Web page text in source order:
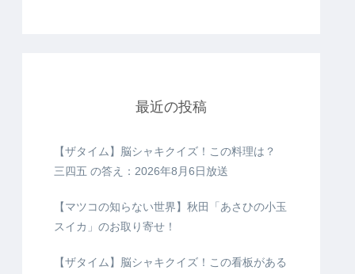
最近の投稿
【ザタイム】脳シャキクイズ！この料理は？
三四五 の答え：2026年8月6日放送
【マツコの知らない世界】秋田「あさひの小玉
スイカ」のお取り寄せ！
【ザタイム】脳シャキクイズ！この看板がある